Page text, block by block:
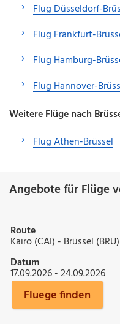
Flug Düsseldorf-
Flug Frankfurt-
Flug Hamburg-
Flug Hannover-
Weitere Flüge nach
Flug Athen-Brüssel
Angebote für Flüge
Route
Kairo (CAI) - Brüssel (BRU)
Datum
17.09.2026 - 24.09.2026
Fluege finden